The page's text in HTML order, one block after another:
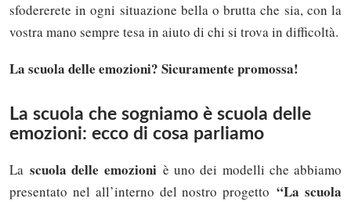
sfodererete in ogni situazione bella o brutta che sia, con la
vostra mano sempre tesa in aiuto di chi si trova in difficoltà.
La scuola delle emozioni? Sicuramente promossa!
La scuola che sogniamo è scuola delle
emozioni: ecco di cosa parliamo
Lascuola delle emozioni è uno dei modelli che abbiamo
presentato nel all’interno del nostro progetto“La scuola